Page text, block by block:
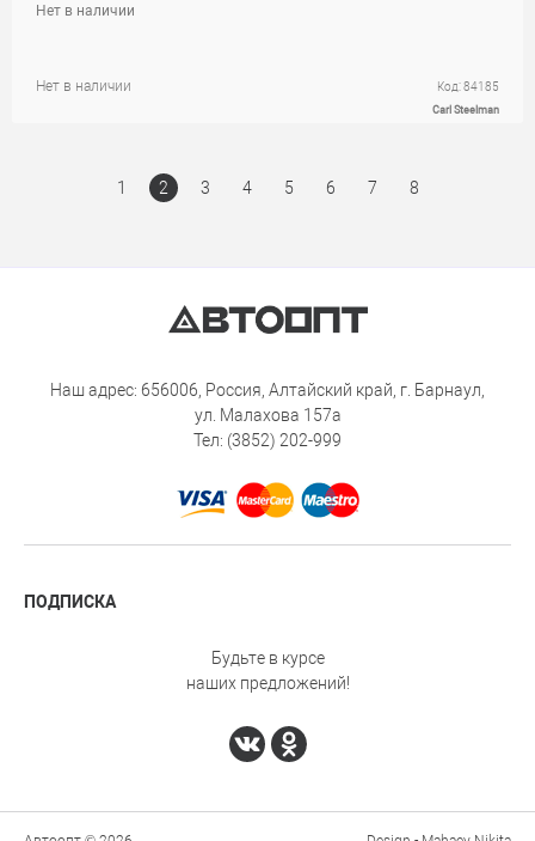
Нет в наличии Код: 84185
Carl Steelman
Нет в наличии
1 2 3 4 5 6 7 8
Наш адрес: 656006, Россия, Алтайский край, г. Барнаул,
ул. Малахова 157а
Тел: (3852) 202-999
ПОДПИСКА
Будьте в курсе
наших предложений!